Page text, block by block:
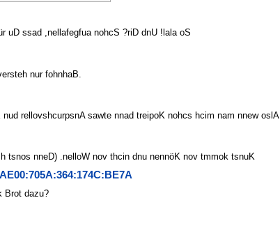
uD ssad ,nellafegfua nohcS ?riD dnU !lala oS
nur fohnhaB.
nud rellovshcurpsnA sawte nnad treipoK nohcs hcim nam nnew oslA
und nicht von Wollen. (Denn sonst hieße es ja Wunst.)
Brot dazu?